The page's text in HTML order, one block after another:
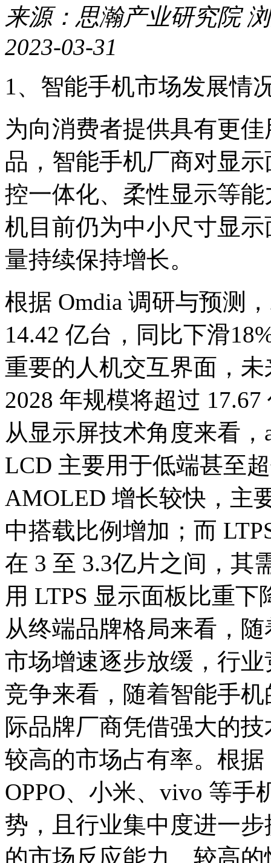
来源：思瀚产业研究院
2023-03-31
1、智能手机市场发展情
为向消费者提供具有更
品，智能手机厂商对显
控一体化、柔性显示等
机目前仍为中小尺寸显
量持续保持增长。
根据 Omdia 调研与预测
14.42 亿台，同比下滑
重要的人机交互界面，
2028 年规模将超过 17.67
从显示屏技术角度来看
LCD 主要用于低端甚至
AMOLED 增长较快，主
中搭载比例增加；而
在 3 至 3.3亿片之间，其
用 LTPS 显示面板比重下
从终端品牌格局来看，
市场增速逐步放缓，行
竞争来看，随着智能手
际品牌厂商凭借强大的
较高的市场占有率。根
OPPO、小米、vivo 等
势，且行业集中度进一
的市场反应能力、较高